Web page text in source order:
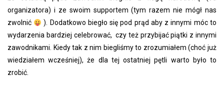
organizatora) i ze swoim supportem (tym razem nie mógł nas
zwolnić
). Dodatkowo biegło się pod prąd aby z innymi móc to
wydarzenia bardziej celebrować, czy też przybijać piątki z innymi
zawodnikami. Kiedy tak z nim biegliśmy to zrozumiałem (choć już
wiedziałem wcześniej), że dla tej ostatniej pętli warto było to
zrobić.